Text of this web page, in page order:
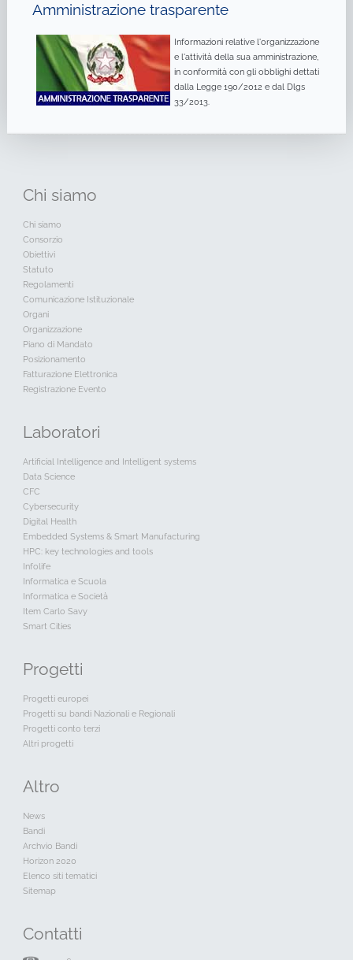
Amministrazione trasparente
Informazioni relative l'organizzazione
e l'attività della sua amministrazione,
in conformità con gli obblighi dettati
dalla Legge 190/2012 e dal Dlgs
33/2013.
Chi siamo
Chi siamo
Consorzio
Obiettivi
Statuto
Regolamenti
Comunicazione Istituzionale
Organi
Organizzazione
Piano di Mandato
Posizionamento
Fatturazione Elettronica
Registrazione Evento
Laboratori
Artificial Intelligence and Intelligent systems
Data Science
CFC
Cybersecurity
Digital Health
Embedded Systems & Smart Manufacturing
HPC: key technologies and tools
Infolife
Informatica e Scuola
Informatica e Società
Item Carlo Savy
Smart Cities
Progetti
Progetti europei
Progetti su bandi Nazionali e Regionali
Progetti conto terzi
Altri progetti
Altro
News
Bandi
Archvio Bandi
Horizon 2020
Elenco siti tematici
Sitemap
Contatti